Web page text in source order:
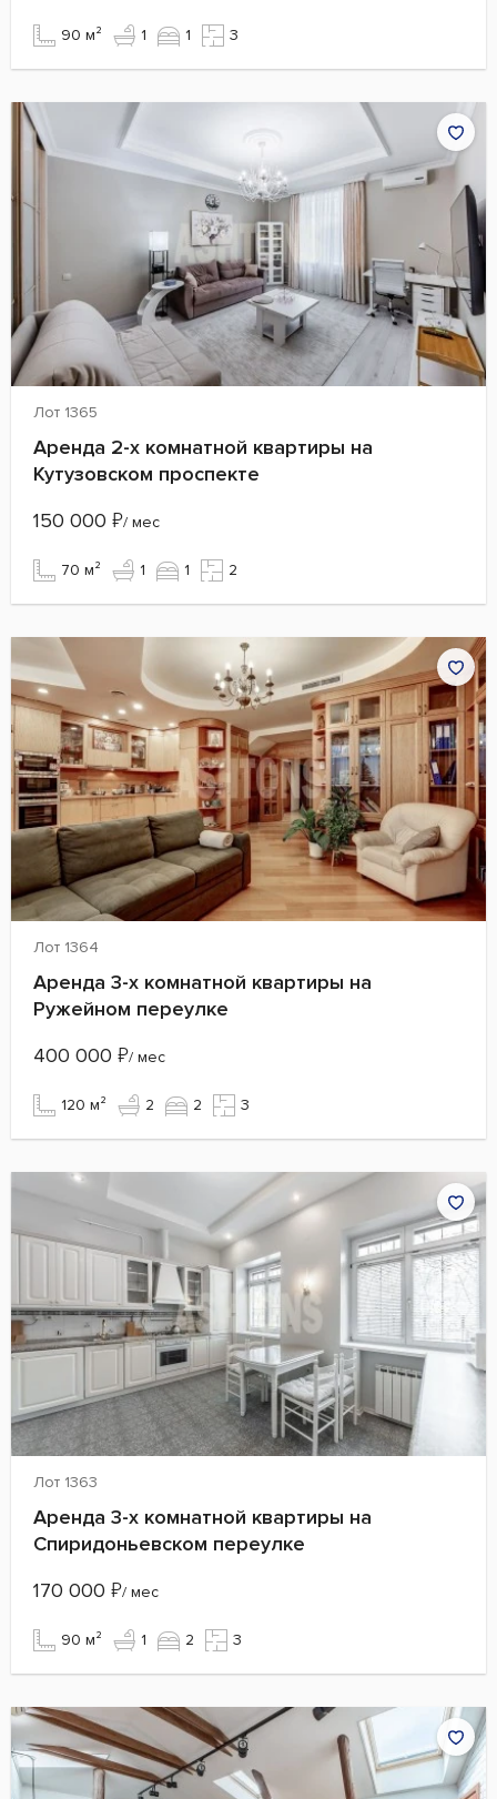
90 м² 1 1 3
Лот 1365
Аренда 2-х комнатной квартиры на
Кутузовском проспекте
150 000 ₽/ мес
70 м² 1 1 2
Лот 1364
Аренда 3-х комнатной квартиры на
Ружейном переулке
400 000 ₽/ мес
120 м² 2 2 3
Лот 1363
Аренда 3-х комнатной квартиры на
Спиридоньевском переулке
170 000 ₽/ мес
90 м² 1 2 3